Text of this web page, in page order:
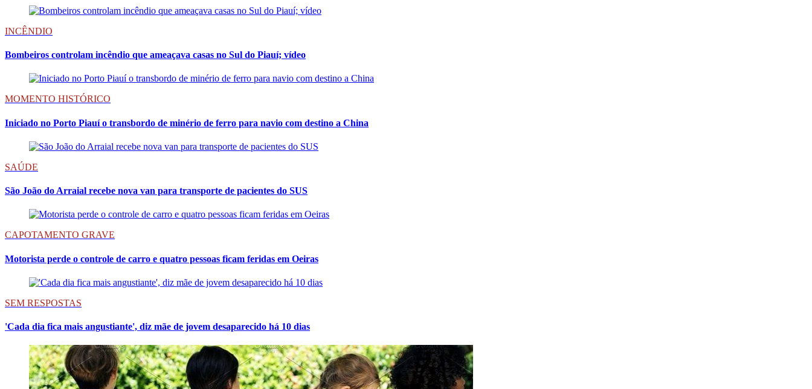
INCÊNDIO
Bombeiros controlam incêndio que ameaçava casas no Sul do Piauí; vídeo
MOMENTO HISTÓRICO
Iniciado no Porto Piauí o transbordo de minério de ferro para navio com destino a China
SAÚDE
São João do Arraial recebe nova van para transporte de pacientes do SUS
CAPOTAMENTO GRAVE
Motorista perde o controle de carro e quatro pessoas ficam feridas em Oeiras
SEM RESPOSTAS
'Cada dia fica mais angustiante', diz mãe de jovem desaparecido há 10 dias